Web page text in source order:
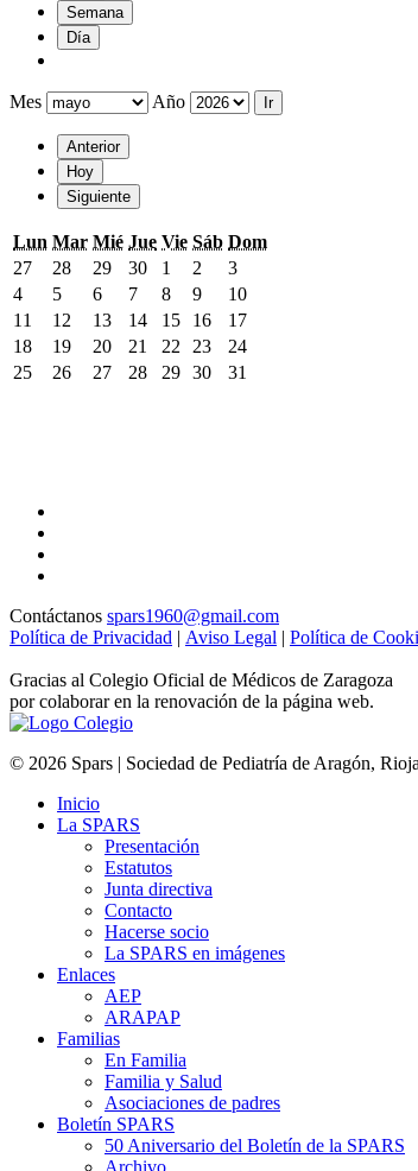
Semana
Día
Mes Año
Anterior
Hoy
Siguiente
Lun lunes
Marmartes
Miémiércoles
Juejueves
Vieviernes
Sábsábado
Domdomingo
2727
abril,
2026
2828
abril,
2026
2929
abril,
2026
3030
abril,
2026
1
mayo,
2026
2
mayo,
2026
33
mayo,
2026
44
mayo,
2026
55
mayo,
2026
66
mayo,
2026
77
mayo,
2026
88
mayo,
2026
99
mayo,
2026
1010
mayo,
11
mayo,
2026
12
mayo,
2026
1313
mayo,
2026
1414
mayo,
2026
1515
mayo,
2026
1616
mayo,
2026
1717
1818
mayo,
1919
mayo,
2020
mayo,
21
21
mayo,
22 22
mayo,
2323
mayo,
2424
2525
2626
2727 282829293030 31
Contáctanos spars1960@gmail.com
Política de Privacidad | Aviso Legal | Política de
Gracias al Colegio Oficial de Médicos de Zaragoza
por colaborar en la renovación de la página web.
© 2026 Spars | Sociedad de Pediatría de Aragón,
Inicio
La SPARS
Presentación
Estatutos
Junta directiva
Contacto
Hacerse socio
La SPARS en imágenes
Enlaces
AEP
ARAPAP
Familias
En Familia
Familia y Salud
Asociaciones de padres
Boletín SPARS
50 Aniversario del Boletín de la SPARS
Archivo